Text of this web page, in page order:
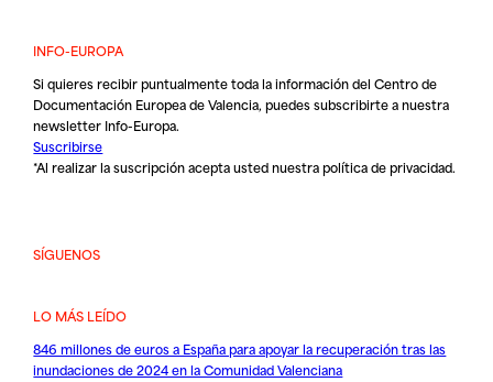
INFO-EUROPA
Si quieres recibir puntualmente toda la información del Centro de
Documentación Europea de Valencia, puedes subscribirte a nuestra
newsletter Info-Europa.
Suscribirse
*Al realizar la suscripción acepta usted nuestrapolítica de privacidad.
SÍGUENOS
LO MÁS LEÍDO
846 millones de euros a España para apoyar la recuperación tras las
inundaciones de 2024 en la Comunidad Valenciana